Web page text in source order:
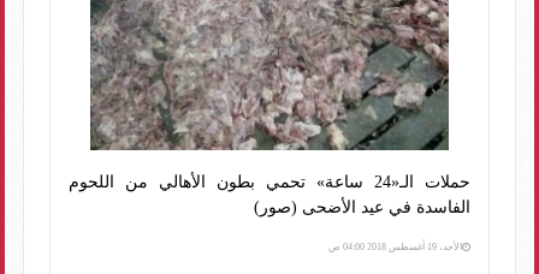
حملات الـ«24 ساعة» تحمي بطون الأهالي من اللحوم
الفاسدة في عيد الأضحى (صور)
الأحد، 19 أغسطس 2018 04:00 ص